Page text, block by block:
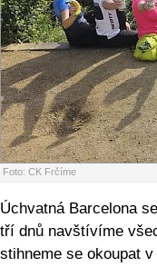
Foto: CK Frčíme
Úchvatná Barcelona
tří dnů navštívíme
stihneme se okoupat